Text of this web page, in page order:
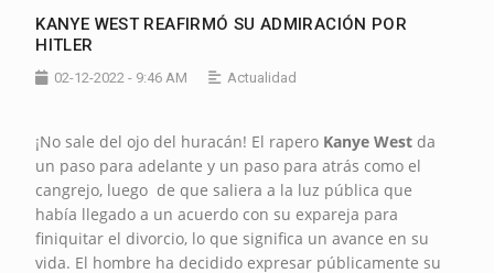
KANYE WEST REAFIRMÓ SU ADMIRACIÓN POR
HITLER
02-12-2022 - 9:46 AM Actualidad
¡No sale del ojo del huracán! El rapero Kanye West da
un paso para adelante y un paso para atrás como el
cangrejo, luego de que saliera a la luz pública que
había llegado a un acuerdo con su expareja para
finiquitar el divorcio, lo que significa un avance en su
vida. El hombre ha decidido expresar públicamente su